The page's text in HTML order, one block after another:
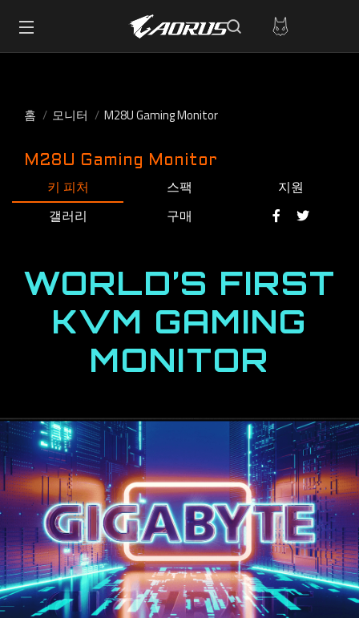
홈 모니터 M28U Gaming Monitor
M28U Gaming Monitor
키 피처 스팩
지원
갤러리
구매
WORLD’S FIRST
KVM GAMING
MONITOR